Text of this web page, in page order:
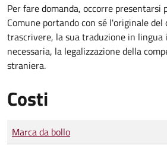
Per fare domanda, occorre presentarsi
Comune portando con sé l'originale del
trascrivere, la sua traduzione in lingua
necessaria, la legalizzazione della
straniera.
Costi
Tipo di pagamento
Importo
Marca da bollo